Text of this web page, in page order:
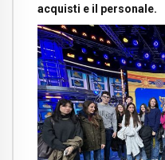
acquisti e il personale.